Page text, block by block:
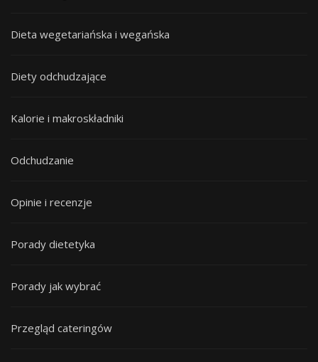
Dieta wegetariańska i wegańska
Diety odchudzające
Kalorie i makroskładniki
Odchudzanie
Opinie i recenzje
Porady dietetyka
Porady jak wybrać
Przegląd cateringów